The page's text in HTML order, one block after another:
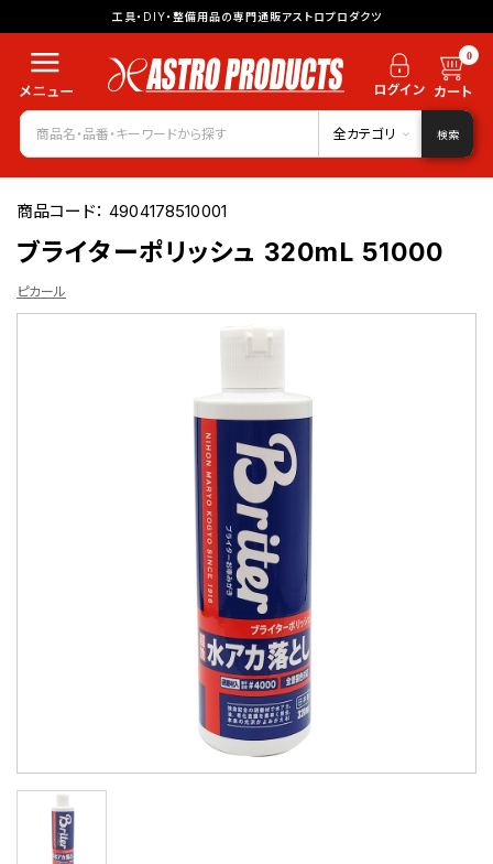
工具・DIY・整備用品の専門通販アストロプロダクツ
0
全カテゴリ 検索
商品コード：4904178510001
ブライターポリッシュ 320mL 51000
ピカール